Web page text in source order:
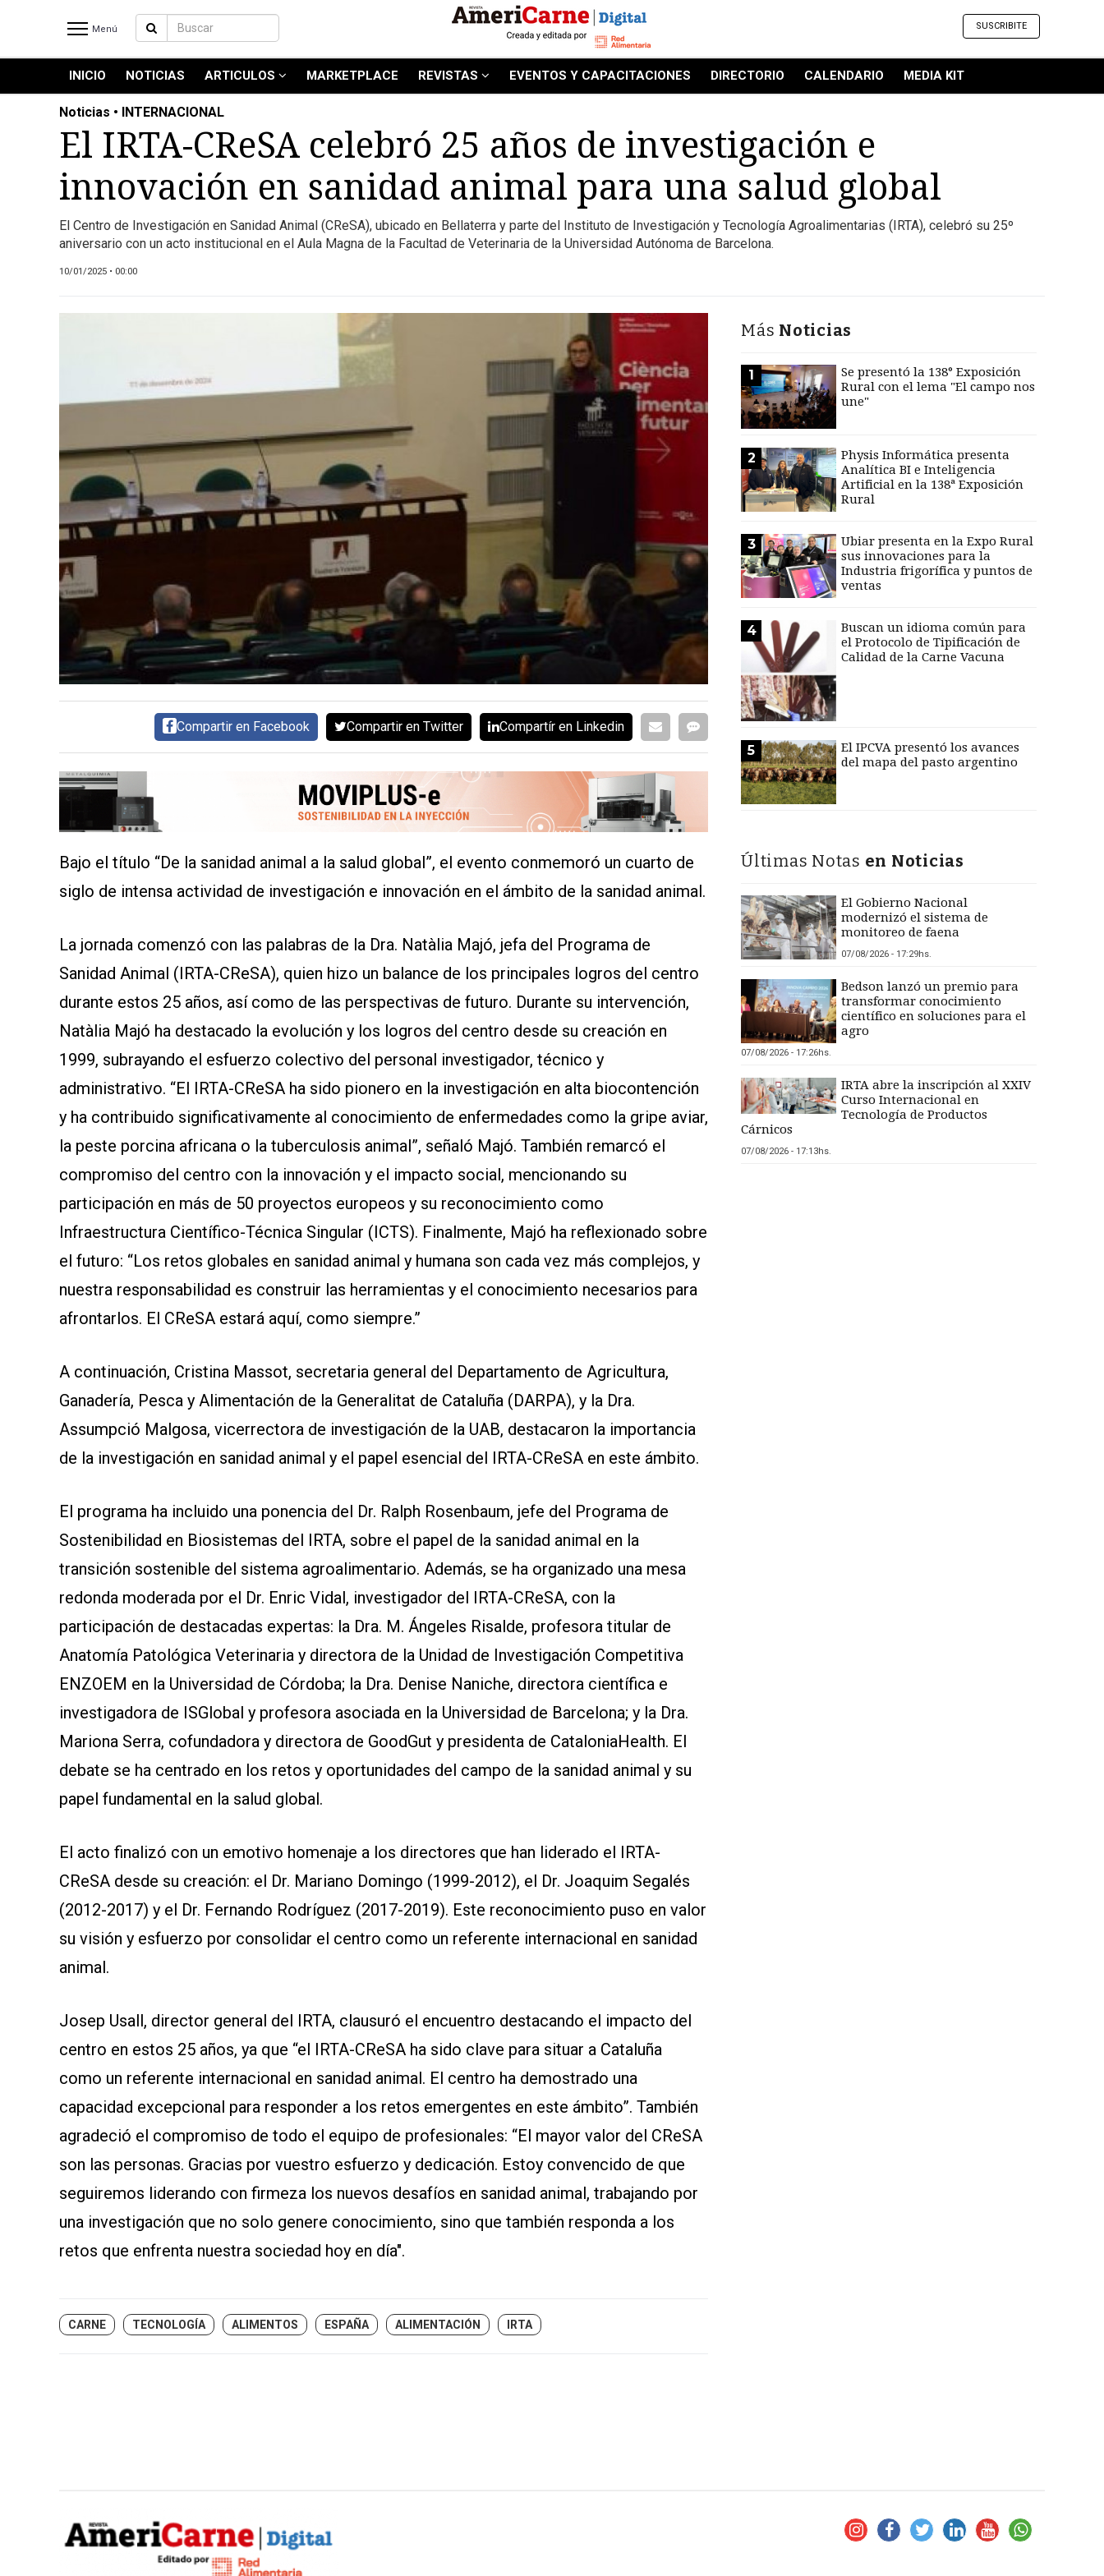
NOTICIAS RECIENTES
NOTICIAS
ARTICULOS
PRODUCCIÓN
PRODUCTO
MARKETPLACE
EVENTOS Y
DIRECTORIO
CALENDARIO
MEDIA KIT
TEMAS DESTACADOS
FRIGORIFICO
VACAS
INVESTIGACIÓN
CONCURSO
PREMIO
POLÍTICAS
PRIVACIDAD
QUIENES
Menú SUSCRIBITE
INICIO NOTICIAS ARTICULOS MARKETPLACE REVISTAS EVENTOS Y CAPACITACIONES DIRECTORIO CALENDARIO MEDIA KIT
Noticias • INTERNACIONAL
El IRTA-CReSA celebró 25 años de investigación e
innovación en sanidad animal para una salud global
El Centro de Investigación en Sanidad Animal (CReSA), ubicado en Bellaterra y parte del Instituto de Investigación y Tecnología Agroalimentarias (IRTA), celebró su 25º
aniversario con un acto institucional en el Aula Magna de la Facultad de Veterinaria de la Universidad Autónoma de Barcelona.
10/01/2025 • 00:00
Compartir en Facebook Compartir en Twitter Compartír en Linkedin
Bajo el título “De la sanidad animal a la salud global”, el evento conmemoró un cuarto de
siglo de intensa actividad de investigación e innovación en el ámbito de la sanidad animal.
La jornada comenzó con las palabras de la Dra. Natàlia Majó, jefa del Programa de
Sanidad Animal (IRTA-CReSA), quien hizo un balance de los principales logros del centro
durante estos 25 años, así como de las perspectivas de futuro. Durante su intervención,
Natàlia Majó ha destacado la evolución y los logros del centro desde su creación en
1999, subrayando el esfuerzo colectivo del personal investigador, técnico y
administrativo. “El IRTA-CReSA ha sido pionero en la investigación en alta biocontención
y ha contribuido significativamente al conocimiento de enfermedades como la gripe aviar,
la peste porcina africana o la tuberculosis animal”, señaló Majó. También remarcó el
compromiso del centro con la innovación y el impacto social, mencionando su
participación en más de 50 proyectos europeos y su reconocimiento como
Infraestructura Científico-Técnica Singular (ICTS). Finalmente, Majó ha reflexionado sobre
el futuro: “Los retos globales en sanidad animal y humana son cada vez más complejos, y
nuestra responsabilidad es construir las herramientas y el conocimiento necesarios para
afrontarlos. El CReSA estará aquí, como siempre.”
A continuación, Cristina Massot, secretaria general del Departamento de Agricultura,
Ganadería, Pesca y Alimentación de la Generalitat de Cataluña (DARPA), y la Dra.
Assumpció Malgosa, vicerrectora de investigación de la UAB, destacaron la importancia
de la investigación en sanidad animal y el papel esencial del IRTA-CReSA en este ámbito.
El programa ha incluido una ponencia del Dr. Ralph Rosenbaum, jefe del Programa de
Sostenibilidad en Biosistemas del IRTA, sobre el papel de la sanidad animal en la
transición sostenible del sistema agroalimentario. Además, se ha organizado una mesa
redonda moderada por el Dr. Enric Vidal, investigador del IRTA-CReSA, con la
participación de destacadas expertas: la Dra. M. Ángeles Risalde, profesora titular de
Anatomía Patológica Veterinaria y directora de la Unidad de Investigación Competitiva
ENZOEM en la Universidad de Córdoba; la Dra. Denise Naniche, directora científica e
investigadora de ISGlobal y profesora asociada en la Universidad de Barcelona; y la Dra.
Mariona Serra, cofundadora y directora de GoodGut y presidenta de CataloniaHealth. El
debate se ha centrado en los retos y oportunidades del campo de la sanidad animal y su
papel fundamental en la salud global.
El acto finalizó con un emotivo homenaje a los directores que han liderado el IRTA-
CReSA desde su creación: el Dr. Mariano Domingo (1999-2012), el Dr. Joaquim Segalés
(2012-2017) y el Dr. Fernando Rodríguez (2017-2019). Este reconocimiento puso en valor
su visión y esfuerzo por consolidar el centro como un referente internacional en sanidad
animal.
Josep Usall, director general del IRTA, clausuró el encuentro destacando el impacto del
centro en estos 25 años, ya que “el IRTA-CReSA ha sido clave para situar a Cataluña
como un referente internacional en sanidad animal. El centro ha demostrado una
capacidad excepcional para responder a los retos emergentes en este ámbito”. También
agradeció el compromiso de todo el equipo de profesionales: “El mayor valor del CReSA
son las personas. Gracias por vuestro esfuerzo y dedicación. Estoy convencido de que
seguiremos liderando con firmeza los nuevos desafíos en sanidad animal, trabajando por
una investigación que no solo genere conocimiento, sino que también responda a los
retos que enfrenta nuestra sociedad hoy en día".
CARNE TECNOLOGÍA ALIMENTOS ESPAÑA ALIMENTACIÓN IRTA
Más Noticias
1
Se presentó la 138° Exposición
Rural con el lema "El campo nos
une"
2
Physis Informática presenta
Analítica BI e Inteligencia
Artificial en la 138ª Exposición
Rural
3
Ubiar presenta en la Expo Rural
sus innovaciones para la
Industria frigorífica y puntos de
ventas
4
Buscan un idioma común para
el Protocolo de Tipificación de
Calidad de la Carne Vacuna
5
El IPCVA presentó los avances
del mapa del pasto argentino
Últimas Notas en Noticias
El Gobierno Nacional
modernizó el sistema de
monitoreo de faena
07/08/2026 - 17:29hs.
Bedson lanzó un premio para
transformar conocimiento
científico en soluciones para el
agro
07/08/2026 - 17:26hs.
IRTA abre la inscripción al XXIV
Curso Internacional en
Tecnología de Productos
Cárnicos
07/08/2026 - 17:13hs.